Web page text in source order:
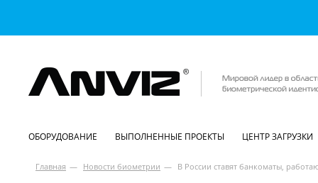
ОБОРУДОВАНИЕ ВЫПОЛНЕННЫЕ ПРОЕКТЫ ЦЕНТР ЗАГРУЗКИ
Главная — Новости биометрии — В России ставят банкоматы,